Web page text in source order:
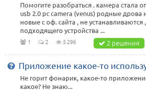
Помогите разобраться . камера стала
usb 2.0 pc camera (venus) родные дрова
новые с оф. сайта , не устанавливаются
подходящего устройства ...
1 2 5 296 2 решения
Приложение какое-то
Не горит фонарик, какое-то
какое? Не знаю...